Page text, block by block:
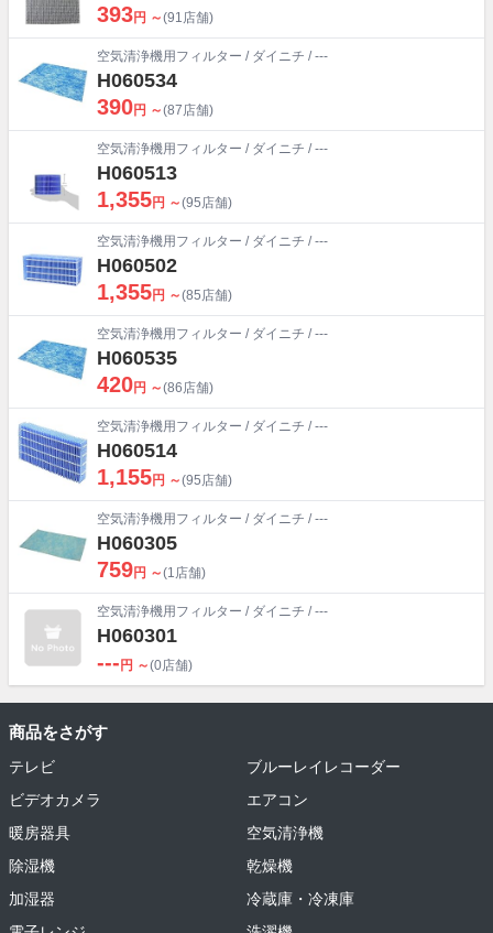
393円 ～(91店舗)
空気清浄機用フィルター / ダイニチ / ---
H060534
390円 ～(87店舗)
空気清浄機用フィルター / ダイニチ / ---
H060513
1,355円 ～(95店舗)
空気清浄機用フィルター / ダイニチ / ---
H060502
1,355円 ～(85店舗)
空気清浄機用フィルター / ダイニチ / ---
H060535
420円 ～(86店舗)
空気清浄機用フィルター / ダイニチ / ---
H060514
1,155円 ～(95店舗)
空気清浄機用フィルター / ダイニチ / ---
H060305
759円 ～(1店舗)
空気清浄機用フィルター / ダイニチ / ---
H060301
--- 円 ～(0店舗)
商品をさがす
テレビ
ブルーレイレコーダー
ビデオカメラ
エアコン
暖房器具
空気清浄機
除湿機
乾燥機
加湿器
冷蔵庫・冷凍庫